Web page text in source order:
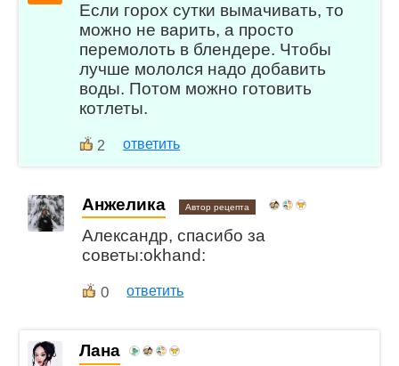
Если горох сутки вымачивать, то
можно не варить, а просто
перемолоть в блендере. Чтобы
лучше мололся надо добавить
воды. Потом можно готовить
котлеты.
2 ответить
Анжелика Автор рецепта
Александр, спасибо за
советы:okhand:
0 ответить
Лана